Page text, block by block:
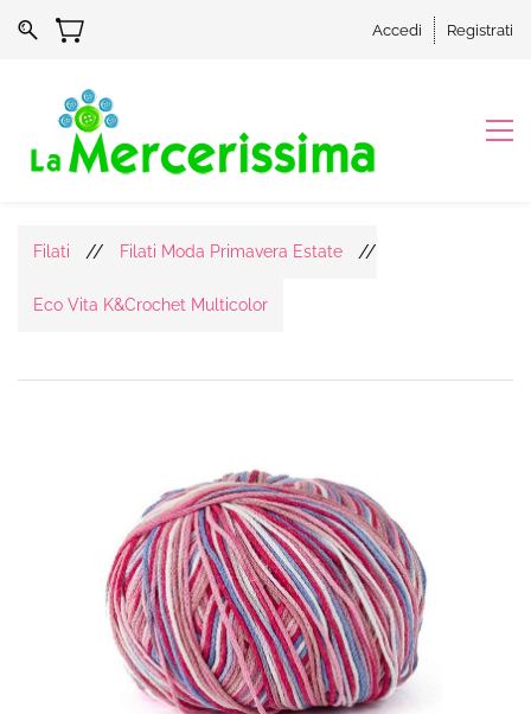
Accedi Registrati
Filati // Filati Moda Primavera Estate //
Eco Vita K&Crochet Multicolor